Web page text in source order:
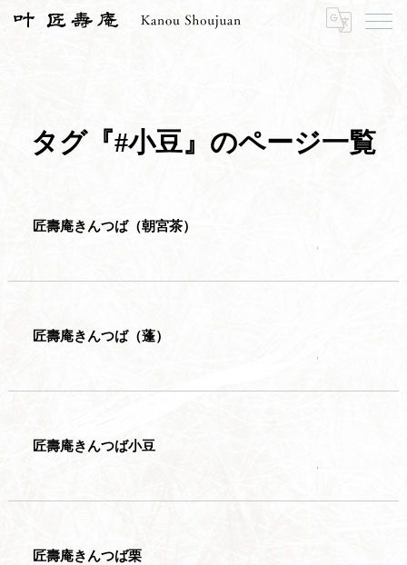
HOME
タグ『#小豆』のページ一覧
匠壽庵きんつば（朝宮茶）
匠壽庵きんつば（蓬）
匠壽庵きんつば小豆
匠壽庵きんつば栗